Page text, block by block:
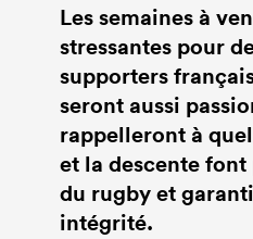
Les semaines à
stressantes pour
supporters
seront aussi
rappelleront à
et la descente font
du rugby et
intégrité.